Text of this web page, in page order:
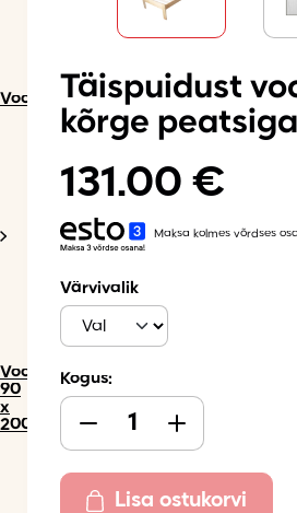
Voodid
Voodid
90
x
200
Täispuidust
kõrge
131.00 €
Maksa kolmes võrdses
Värvivalik
Kogus:
Lisa ostukorvi